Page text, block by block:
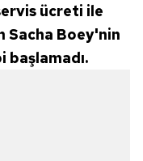
ücreti ile
Sacha Boey'nin